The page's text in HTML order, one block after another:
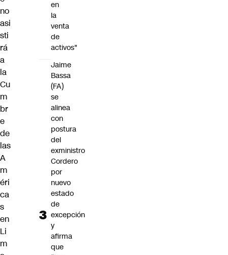
no
asi
sti
rá
a
la
Cu
m
br
e
de
las
A
m
éri
ca
s
en
Li
m
en
la
venta
de
activos"
Jaime
Bassa
(FA)
se
alinea
con
postura
del
exministro
Cordero
por
nuevo
estado
de
excepción
y
afirma
que